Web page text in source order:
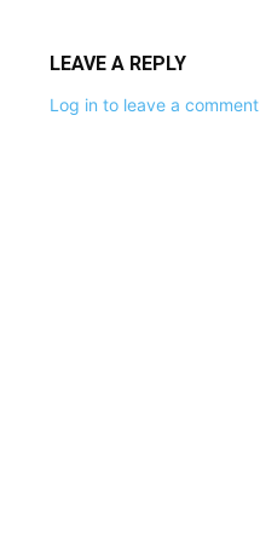
LEAVE A REPLY
Log in to leave a comment